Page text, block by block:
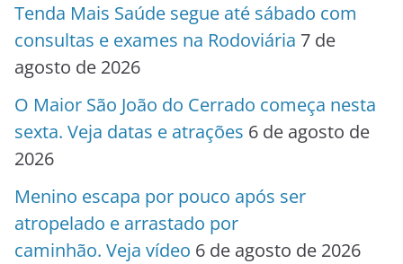
Tenda Mais Saúde segue até sábado com
consultas e exames na Rodoviária 7 de
agosto de 2026
O Maior São João do Cerrado começa nesta
sexta. Veja datas e atrações 6 de agosto de
2026
Menino escapa por pouco após ser
atropelado e arrastado por
caminhão. Veja vídeo 6 de agosto de 2026